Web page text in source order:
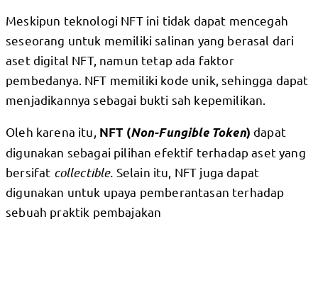
Meskipun teknologi NFT ini tidak dapat mencegah
seseorang untuk memiliki salinan yang berasal dari
aset digital NFT, namun tetap ada faktor
pembedanya. NFT memiliki kode unik, sehingga dapat
menjadikannya sebagai bukti sah kepemilikan.
Oleh karena itu, NFT (Non-Fungible Token) dapat
digunakan sebagai pilihan efektif terhadap aset yang
bersifat collectible. Selain itu, NFT juga dapat
digunakan untuk upaya pemberantasan terhadap
sebuah praktik pembajakan